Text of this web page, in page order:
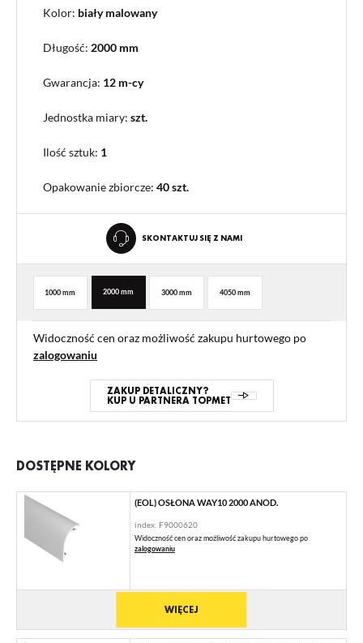
Kolor: biały malowany
Długość: 2000 mm
Gwarancja: 12 m-cy
Jednostka miary: szt.
Ilość sztuk: 1
Opakowanie zbiorcze: 40 szt.
SKONTAKTUJ SIĘ Z NAMI
1000 mm 2000 mm 3000 mm 4050 mm
Widoczność cen oraz możliwość zakupu hurtowego po
zalogowaniu
ZAKUP DETALICZNY?
KUP U PARTNERA TOPMET
DOSTĘPNE KOLORY
(EOL) OSŁONA WAY10 2000 ANOD.
index: F9000620
Widoczność cen oraz możliwość zakupu hurtowego po
zalogowaniu
WIĘCEJ